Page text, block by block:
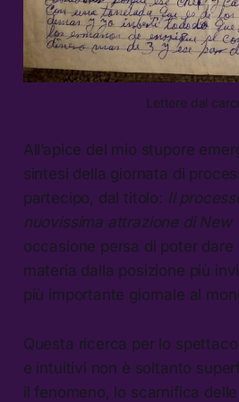
Lettere dal
All’apice del mio stupore
sintesi della giornata di
partecipo, dal titolo: Il
nuovissima attrazione di New
occasione persa di poter dare
materia dalla posizione più
più importante giornale al
Questa ricerca per lo
e intuitivi non è soltanto
il fenomeno, lo scarnifica